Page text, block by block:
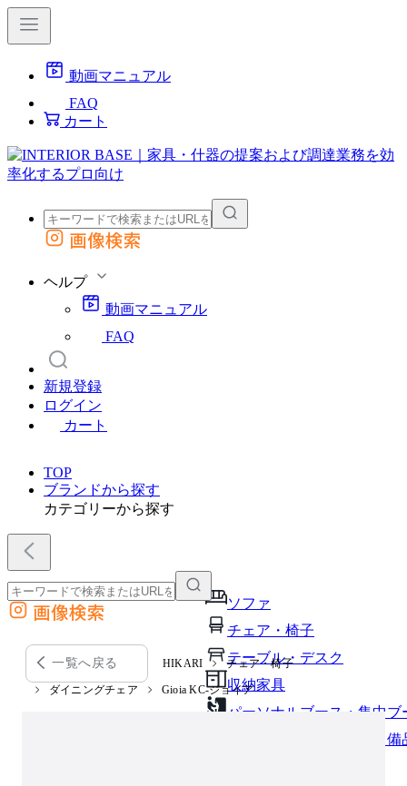
動画マニュアル
FAQ
カート
外部サイトの商品をカートに追加
画像検索
ヘルプ
動画マニュアル
FAQ
新規登録
ログイン
カート
TOP
ブランドから探す
カテゴリーから探す
ソファ
チェア・椅子
テーブル・デスク
収納家具
パーソナルブース・集中ブ
オフィスアクセサリー・備
外部サイトの商品をカートに追加
他のサイトで見つけた商品ページのURLを貼り付けて、カートに追加できます
画像検索
一覧へ戻る HIKARI チェア・椅子
ダイニングチェア Gioia KC-ジョイア